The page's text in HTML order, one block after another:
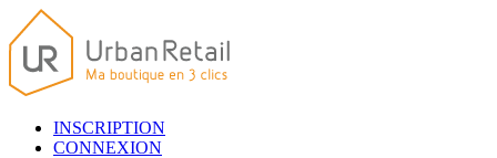
INSCRIPTION
CONNEXION